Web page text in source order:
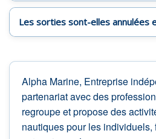
Les sorties sont-elles annulées
Alpha Marine, Entreprise
partenariat avec des
regroupe et propose des
nautiques pour les individuels,